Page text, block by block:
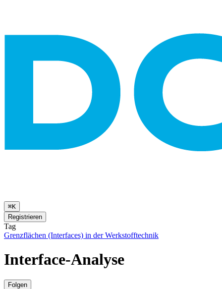
⌘K
Registrieren
Tag
Grenzflächen (Interfaces) in der Werkstofftechnik
Interface-Analyse
Folgen